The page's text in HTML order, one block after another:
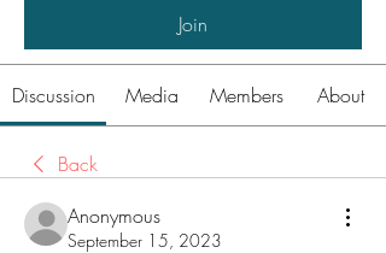
Join
Discussion Media Members About
Back
Anonymous
September 15, 2023